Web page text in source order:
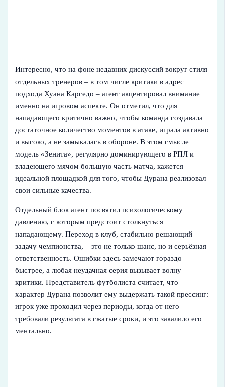
Интересно, что на фоне недавних дискуссий вокруг стиля
отдельных тренеров – в том числе критики в адрес
подхода Хуана Карседо – агент акцентировал внимание
именно на игровом аспекте. Он отметил, что для
нападающего критично важно, чтобы команда создавала
достаточное количество моментов в атаке, играла активно
и высоко, а не замыкалась в обороне. В этом смысле
модель «Зенита», регулярно доминирующего в РПЛ и
владеющего мячом большую часть матча, кажется
идеальной площадкой для того, чтобы Дурана реализовал
свои сильные качества.
Отдельный блок агент посвятил психологическому
давлению, с которым предстоит столкнуться
нападающему. Переход в клуб, стабильно решающий
задачу чемпионства, – это не только шанс, но и серьёзная
ответственность. Ошибки здесь замечают гораздо
быстрее, а любая неудачная серия вызывает волну
критики. Представитель футболиста считает, что
характер Дурана позволит ему выдержать такой прессинг:
игрок уже проходил через периоды, когда от него
требовали результата в сжатые сроки, и это закалило его
ментально.